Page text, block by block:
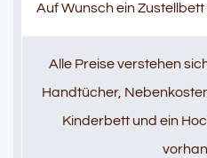
Auf Wunsch ein
Alle Preise verstehen
Handtücher,
Kinderbett und ein